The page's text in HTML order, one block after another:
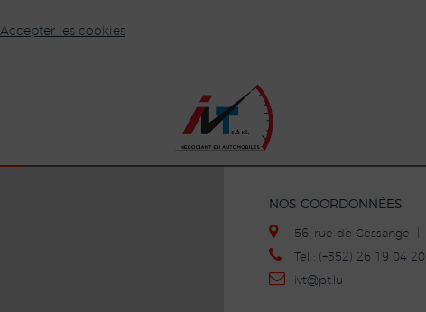
Accepter les cookies
NOS COORDONNÉES
56, rue de Cessange
Tel : (+352) 26 19 04
ivt@pt.lu